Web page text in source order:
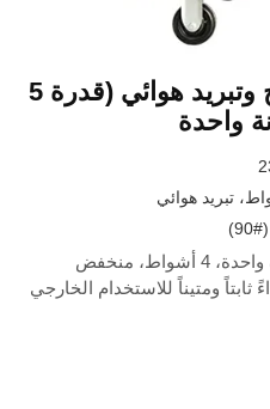
مولد بنزين بهيكل مفتوح وتبريد هوائي (قدرة 5
(90#)
محرك بنزين تبريد هوائي، أسطوانة واحدة، 4 أشواط، منخفض
ثابتاً ومتيناً للاستخدام الخارجي